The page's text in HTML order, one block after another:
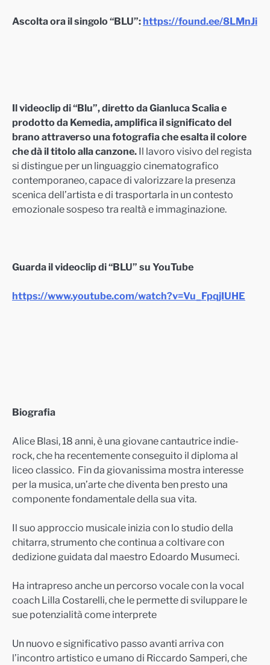
Ascolta ora il singolo “BLU”: https://found.ee/8LMnJi
Il videoclip di “Blu”, diretto da Gianluca Scalia e
prodotto da Kemedia, amplifica il significato del
brano attraverso una fotografia che esalta il colore
che dà il titolo alla canzone. Il lavoro visivo del regista
si distingue per un linguaggio cinematografico
contemporaneo, capace di valorizzare la presenza
scenica dell’artista e di trasportarla in un contesto
emozionale sospeso tra realtà e immaginazione.
Guarda il videoclip di “BLU” su YouTube
https://www.youtube.com/watch?v=Vu_FpqjIUHE
Biografia
Alice Blasi, 18 anni, è una giovane cantautrice indie-
rock, che ha recentemente conseguito il diploma al
liceo classico. Fin da giovanissima mostra interesse
per la musica, un’arte che diventa ben presto una
componente fondamentale della sua vita.
Il suo approccio musicale inizia con lo studio della
chitarra, strumento che continua a coltivare con
dedizione guidata dal maestro Edoardo Musumeci.
Ha intrapreso anche un percorso vocale con la vocal
coach Lilla Costarelli, che le permette di sviluppare le
sue potenzialità come interprete
Un nuovo e significativo passo avanti arriva con
l’incontro artistico e umano di Riccardo Samperi, che